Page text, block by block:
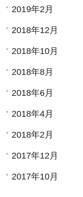
2019年2月
2018年12月
2018年10月
2018年8月
2018年6月
2018年4月
2018年2月
2017年12月
2017年10月